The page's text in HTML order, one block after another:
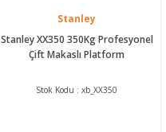
Stanley
Stanley XX350 350Kg Profesyonel
Çift Makaslı Platform
Stok Kodu : xb_XX350